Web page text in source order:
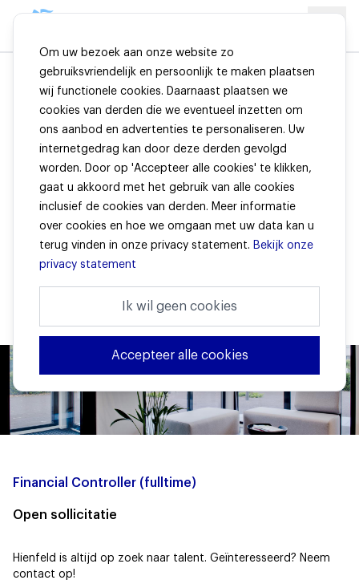
Om uw bezoek aan onze website zo
gebruiksvriendelijk en persoonlijk te maken plaatsen
wij functionele cookies. Daarnaast plaatsen we
cookies van derden die we eventueel inzetten om
ons aanbod en advertenties te personaliseren. Uw
internetgedrag kan door deze derden gevolgd
worden. Door op 'Accepteer alle cookies' te klikken,
gaat u akkoord met het gebruik van alle cookies
inclusief de cookies van derden. Meer informatie
over cookies en hoe we omgaan met uw data kan u
terug vinden in onze privacy statement. Bekijk onze
privacy statement
Ik wil geen cookies
Accepteer alle cookies
Vacatures
Solliciteer bij een goed draaiend familiebedrijf, dat zich
gespecialiseerd heeft in de niches van de verzekeringsmarkt.
Uw privacy en de bescherming van uw persoonsgegevens zijn
voor ons van groot belang. Hienfeld gebruikt uw
persoonsgegevens enkel voor zover dit nodig is in het kader
van het sollicitatieproces en in lijn met de vereisten van de
Algemene Verordening Gegevensbescherming (AVG).
Financial Controller (fulltime)
Open sollicitatie
Hienfeld is altijd op zoek naar talent. Geïnteresseerd? Neem
contact op!